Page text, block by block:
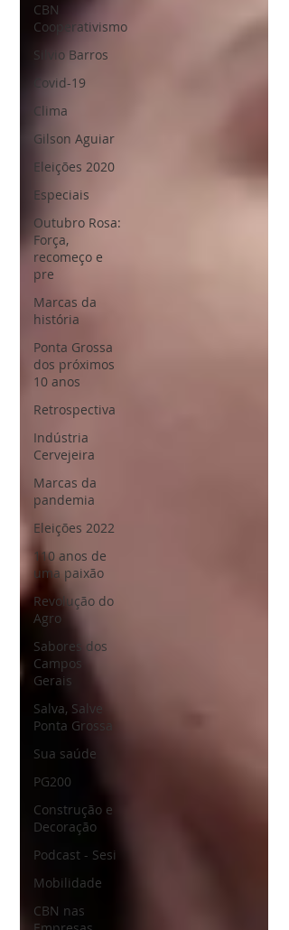
CBN
Cooperativismo
Silvio Barros
Covid-19
Clima
Gilson Aguiar
Eleições 2020
Especiais
Outubro Rosa:
Força,
recomeço e
pre
Marcas da
história
Ponta Grossa
dos próximos
10 anos
Retrospectiva
Indústria
Cervejeira
Marcas da
pandemia
Eleições 2022
110 anos de
uma paixão
Revolução do
Agro
Sabores dos
Campos
Gerais
Salva, Salve
Ponta Grossa
Sua saúde
PG200
Construção e
Decoração
Podcast - Sesi
Mobilidade
CBN nas